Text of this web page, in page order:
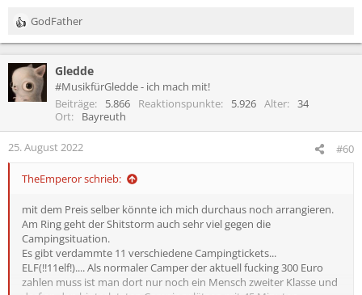
R
e
k
t
i
n
e
GodFather
Gledde
#MusikfürGledde - ich mach mit!
Beiträge
5.866 Reaktionspunkte 5.926 Alter
34
Ort
Bayreuth
25. August 2022 #60
TheEmperor schrieb:
mit dem Preis selber könnte ich mich durchaus noch arrangieren.
Am Ring geht der Shitstorm auch sehr viel gegen die
Campingsituation.
Es gibt verdammte 11 verschiedene Campingtickets...
ELF(!!11elf!).... Als normaler Camper der aktuell fucking 300 Euro
zahlen muss ist man dort nur noch ein Mensch zweiter Klasse und